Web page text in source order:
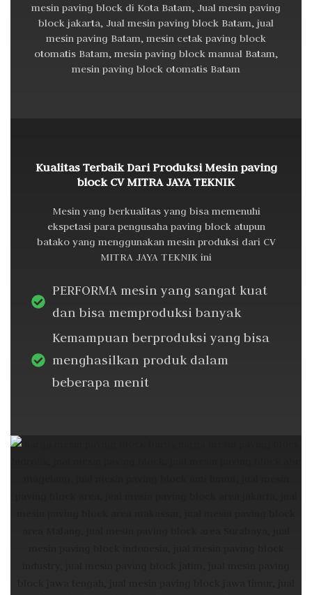
mesin paving block di Kota Batam, Jual mesin paving
block jakarta, Jual mesin paving block Batam, jual
mesin paving Batam, mesin cetak paving block
otomatis Batam, mesin paving block manual Batam,
mesin paving block otomatis Batam
Kualitas Terbaik Dari Produksi Mesin paving
block CV MITRA JAYA TEKNIK
Mesin yang berkualitas yang bisa memenuhi
ekspetasi para pengusaha paving block atupun
batako yang menggunakan mesin produksi dari CV
MITRA JAYA TEKNIK ini
PERFORMA mesin yang sangat kuat
dan bisa memproduksi banyak
Kemampuan berproduksi yang bisa
menghasilkan produk dalam
beberapa menit